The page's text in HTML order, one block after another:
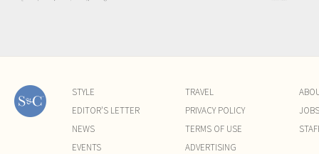
STYLE
EDITOR'S LETTER
NEWS
EVENTS
TRAVEL
PRIVACY POLICY
TERMS OF USE
ADVERTISING
JOBS